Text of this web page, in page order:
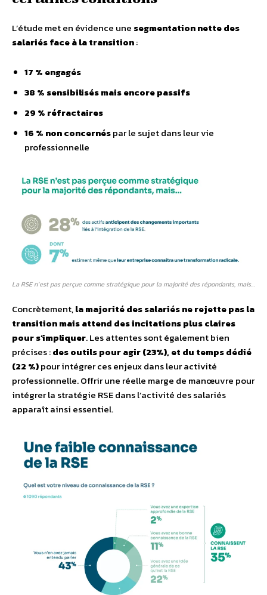
L’étude met en évidence une segmentation nette des
salariés face à la transition:
17 % engagés
38 % sensibilisés mais encore passifs
29 % réfractaires
16 % non concernéspar le sujet dans leur vie
professionnelle
La RSE n’est pas perçue comme stratégique pour la majorité des répondants, mais…
Concrètement,la majorité des salariés ne rejette pas la
transition mais attend desincitationsplus claires
pour s’impliquer. Les attentes sont également bien
précises :des outils pour agir (23%),et du temps dédié
(22 %)pour intégrer ces enjeux dans leur activité
professionnelle. Offrir une réelle marge de manœuvre pour
intégrer la stratégie RSE dans l’activité des salariés
apparaît ainsi essentiel.